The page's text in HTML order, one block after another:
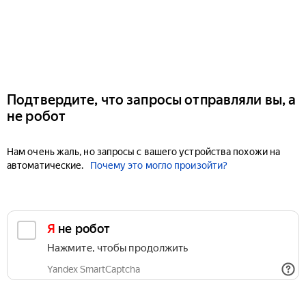
Подтвердите, что запросы отправляли вы, а
не робот
Нам очень жаль, но запросы с вашего устройства похожи на
автоматические.
Почему это могло произойти?
Я не робот
Нажмите, чтобы продолжить
Yandex SmartCaptcha